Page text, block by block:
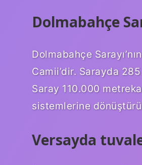
Dolmabahçe
Dolmabahçe
Camii’dir. Sarayda
Saray 110.000
sistemlerine
Versayda